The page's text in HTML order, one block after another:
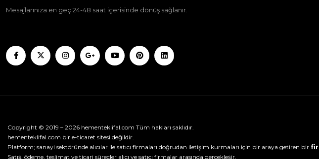
Mesajlarınıza en geç 24-48 saat içerisinde dönüş sağlanır.
Copyright © 2019 – 2026 hementeklifal.com Tüm hakları saklıdır.
hementeklifal.com bir e-ticaret sitesi değildir.
Platform; sanayi sektöründe alıcılar ile satıcı firmaları doğrudan iletişim kurmaları için bir araya getiren bir
Satış, ödeme, teslimat ve ticari süreçler alıcı ve satıcı firmalar arasında gerçekleşir.